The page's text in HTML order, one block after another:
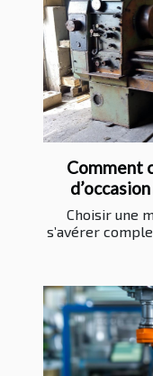
Comment
Choisir une
s’avérer